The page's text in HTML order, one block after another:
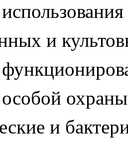
и
и